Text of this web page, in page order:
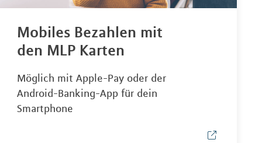
Mobiles Bezahlen mit
den MLP Karten
Möglich mit Apple-Pay oder der
Android-Banking-App für dein
Smartphone